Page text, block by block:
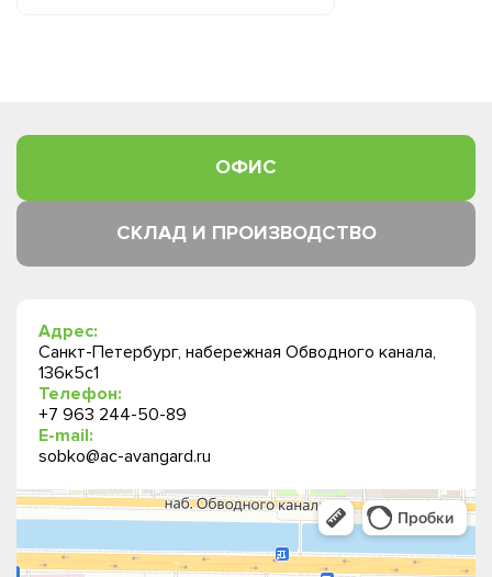
ОФИС
СКЛАД И ПРОИЗВОДСТВО
Адрес:
Санкт-Петербург, набережная Обводного канала,
136к5с1
Телефон:
+7 963 244-50-89
E-mail:
sobko@ac-avangard.ru